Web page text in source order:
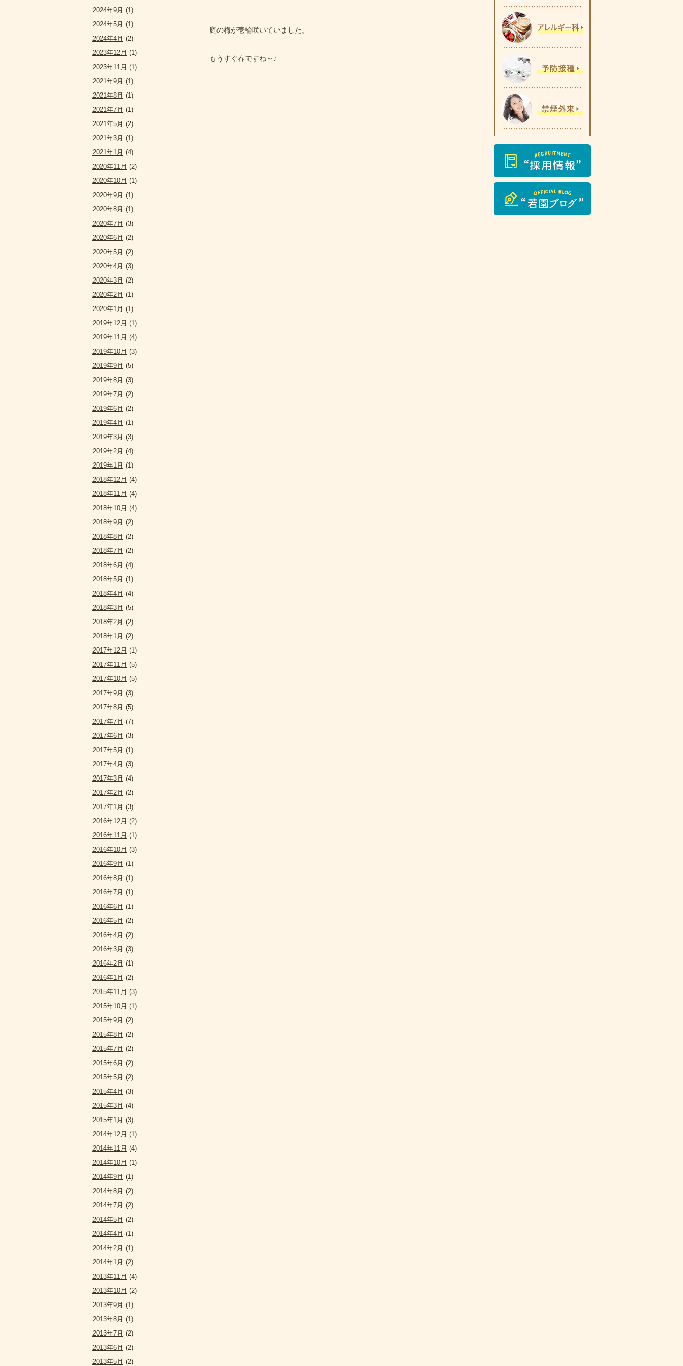
庭の梅が壱輪咲いていました。
もうすぐ春ですね～♪
2024年9月 (1)
2024年5月 (1)
2024年4月 (2)
2023年12月 (1)
2023年11月 (1)
2021年9月 (1)
2021年8月 (1)
2021年7月 (1)
2021年5月 (2)
2021年3月 (1)
2021年1月 (4)
2020年11月 (2)
2020年10月 (1)
2020年9月 (1)
2020年8月 (1)
2020年7月 (3)
2020年6月 (2)
2020年5月 (2)
2020年4月 (3)
2020年3月 (2)
2020年2月 (1)
2020年1月 (1)
2019年12月 (1)
2019年11月 (4)
2019年10月 (3)
2019年9月 (5)
2019年8月 (3)
2019年7月 (2)
2019年6月 (2)
2019年4月 (1)
2019年3月 (3)
2019年2月 (4)
2019年1月 (1)
2018年12月 (4)
2018年11月 (4)
2018年10月 (4)
2018年9月 (2)
2018年8月 (2)
2018年7月 (2)
2018年6月 (4)
2018年5月 (1)
2018年4月 (4)
2018年3月 (5)
2018年2月 (2)
2018年1月 (2)
2017年12月 (1)
2017年11月 (5)
2017年10月 (5)
2017年9月 (3)
2017年8月 (5)
2017年7月 (7)
2017年6月 (3)
2017年5月 (1)
2017年4月 (3)
2017年3月 (4)
2017年2月 (2)
2017年1月 (3)
2016年12月 (2)
2016年11月 (1)
2016年10月 (3)
2016年9月 (1)
2016年8月 (1)
2016年7月 (1)
2016年6月 (1)
2016年5月 (2)
2016年4月 (2)
2016年3月 (3)
2016年2月 (1)
2016年1月 (2)
2015年11月 (3)
2015年10月 (1)
2015年9月 (2)
2015年8月 (2)
2015年7月 (2)
2015年6月 (2)
2015年5月 (2)
2015年4月 (3)
2015年3月 (4)
2015年1月 (3)
2014年12月 (1)
2014年11月 (4)
2014年10月 (1)
2014年9月 (1)
2014年8月 (2)
2014年7月 (2)
2014年5月 (2)
2014年4月 (1)
2014年2月 (1)
2014年1月 (2)
2013年11月 (4)
2013年10月 (2)
2013年9月 (1)
2013年8月 (1)
2013年7月 (2)
2013年6月 (2)
2013年5月 (2)